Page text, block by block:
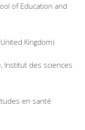
of Education and
Kingdom)
Institut des sciences
en santé